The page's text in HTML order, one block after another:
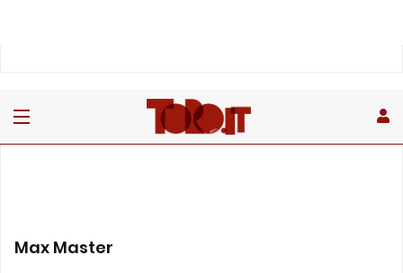
Max Master